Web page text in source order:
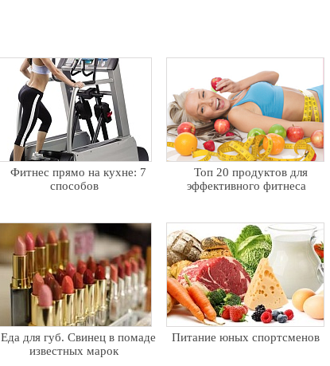
Фитнес прямо на кухне: 7
способов
Топ 20 продуктов для
эффективного фитнеса
Еда для губ. Свинец в помаде
известных марок
Питание юных спортсменов